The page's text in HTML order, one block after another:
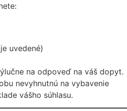
uvedené)
na odpoveď na váš dopyt.
nevyhnutnú na vybavenie
vášho súhlasu.